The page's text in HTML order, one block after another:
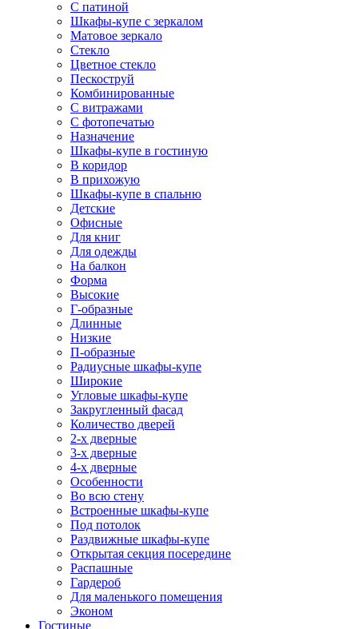
С патиной
Шкафы-купе с зеркалом
Матовое зеркало
Стекло
Цветное стекло
Пескоструй
Комбинированные
С витражами
С фотопечатью
Назначение
Шкафы-купе в гостиную
В коридор
В прихожую
Шкафы-купе в спальню
Детские
Офисные
Для книг
Для одежды
На балкон
Форма
Высокие
Г-образные
Длинные
Низкие
П-образные
Радиусные шкафы-купе
Широкие
Угловые шкафы-купе
Закругленный фасад
Количество дверей
2-х дверные
3-х дверные
4-х дверные
Особенности
Во всю стену
Встроенные шкафы-купе
Под потолок
Раздвижные шкафы-купе
Открытая секция посередине
Распашные
Гардероб
Для маленького помещения
Эконом
Гостиные